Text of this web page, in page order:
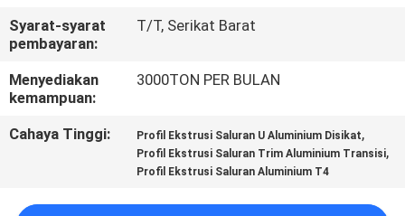
HUBUNGI
KAMI
BERITA
PERMINTAAN
Syarat-syarat
pembayaran:
T/T, Serikat Barat
Menyediakan
kemampuan:
3000TON PER BULAN
Cahaya Tinggi: Profil Ekstrusi Saluran U Aluminium Disikat,
Profil Ekstrusi Saluran Trim Aluminium Transisi,
Profil Ekstrusi Saluran Aluminium T4